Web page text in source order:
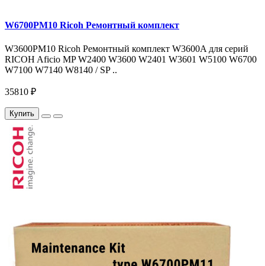
W6700PM10 Ricoh Ремонтный комплект
W3600PM10 Ricoh Ремонтный комплект W3600A для серий
RICOH Aficio MP W2400 W3600 W2401 W3601 W5100 W6700
W7100 W7140 W8140 / SP ..
35810 ₽
Купить